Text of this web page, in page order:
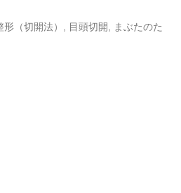
（切開法）, 目頭切開, まぶたのた